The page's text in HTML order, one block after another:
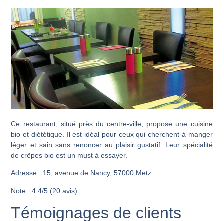
Ce restaurant, situé près du centre-ville, propose une cuisine
bio et diététique. Il est idéal pour ceux qui cherchent à manger
léger et sain sans renoncer au plaisir gustatif. Leur spécialité
de crêpes bio est un must à essayer.
Adresse : 15, avenue de Nancy, 57000 Metz
Note : 4.4/5 (20 avis)
Témoignages de clients